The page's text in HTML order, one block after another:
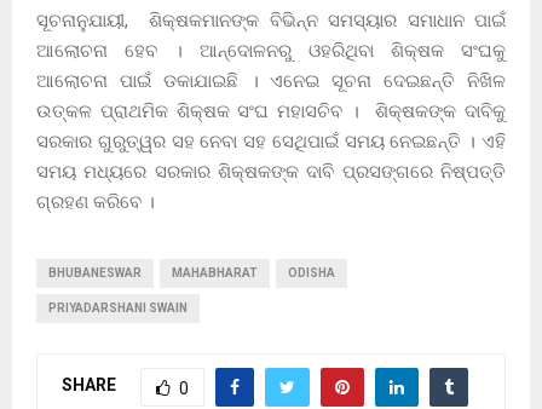
ସୂଚନାନୁଯାୟୀ, ଶିକ୍ଷକମାନଙ୍କ ବିଭିନ୍ନ ସମସ୍ୟାର ସମାଧାନ ପାଇଁ
ଆଲୋଚନା ହେବ । ଆନ୍ଦୋଳନରୁ ଓହରିଥିବା ଶିକ୍ଷକ ସଂଘକୁ
ଆଲୋଚନା ପାଇଁ ଡକାଯାଇଛି । ଏନେଇ ସୂଚନା ଦେଇଛନ୍ତି ନିଖିଳ
ଉତ୍କଳ ପ୍ରାଥମିକ ଶିକ୍ଷକ ସଂଘ ମହାସଚିବ । ଶିକ୍ଷକଙ୍କ ଦାବିକୁ
ସରକାର ଗୁରୁତ୍ୱର ସହ ନେବା ସହ ସେଥିପାଇଁ ସମୟ ନେଇଛନ୍ତି । ଏହି
ସମୟ ମଧ୍ୟରେ ସରକାର ଶିକ୍ଷକଙ୍କ ଦାବି ପ୍ରସଙ୍ଗରେ ନିଷ୍ପତ୍ତି
ଗ୍ରହଣ କରିବେ ।
BHUBANESWAR MAHABHARAT ODISHA
PRIYADARSHANI SWAIN
SHARE 0